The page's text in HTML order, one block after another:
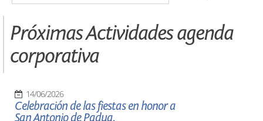
Próximas Actividades agenda
corporativa
14/06/2026
Celebración de las fiestas en honor a
San Antonio de Padua.